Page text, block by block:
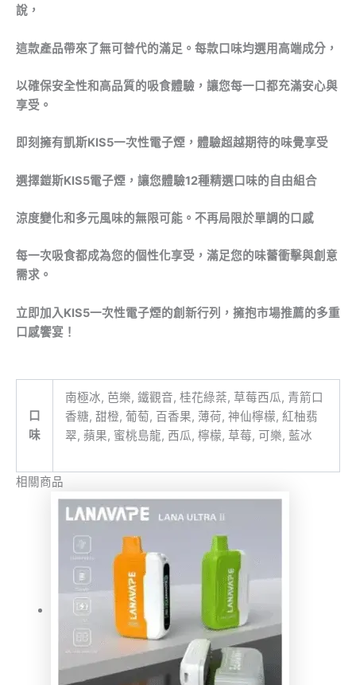
說，
這款產品帶來了無可替代的滿足。每款口味均選用高端成分，
以確保安全性和高品質的吸食體驗，讓您每一口都充滿安心與
享受。
即刻擁有凱斯KIS5一次性電子煙，體驗超越期待的味覺享受
選擇鎧斯KIS5電子煙，讓您體驗12種精選口味的自由組合
涼度變化和多元風味的無限可能。不再局限於單調的口感
每一次吸食都成為您的個性化享受，滿足您的味蕾衝擊與創意
需求。
立即加入KIS5一次性電子煙的創新行列，擁抱市場推薦的多重
口感饗宴！
口
味
南極冰, 芭樂, 鐵觀音, 桂花綠棻, 草莓西瓜, 青箭口
香糖, 甜橙, 葡萄, 百香果, 薄荷, 神仙檸檬, 紅柚翡
翠, 蘋果, 蜜桃島龍, 西瓜, 檸檬, 草莓, 可樂, 藍冰
相關商品